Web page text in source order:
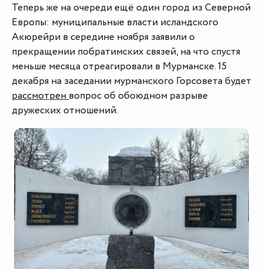
Теперь же на очереди ещё один город из Северной
Европы: муниципальные власти исландского
Акюрейри в середине ноября заявили о
прекращении побратимских связей, на что спустя
меньше месяца отреагировали в Мурманске. 15
декабря на заседании мурманского Горсовета будет
рассмотренвопрос об обоюдном разрыве
дружеских отношений.